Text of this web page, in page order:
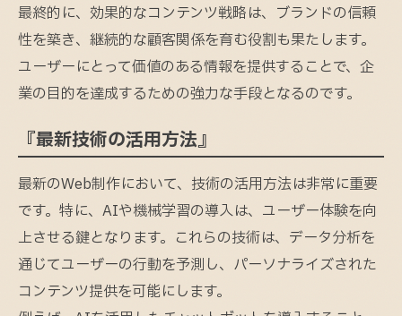
最終的に、効果的なコンテンツ戦略は、ブランドの信頼
性を築き、継続的な顧客関係を育む役割も果たします。
ユーザーにとって価値のある情報を提供することで、企
業の目的を達成するための強力な手段となるのです。
『最新技術の活用方法』
最新のWeb制作において、技術の活用方法は非常に重要
です。特に、AIや機械学習の導入は、ユーザー体験を向
上させる鍵となります。これらの技術は、データ分析を
通じてユーザーの行動を予測し、パーソナライズされた
コンテンツ提供を可能にします。